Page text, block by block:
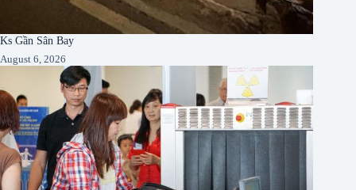
Ks Gần Sân Bay
August 6, 2026